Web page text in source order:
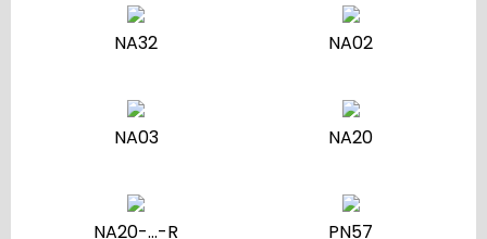
NA32 NA02
NA03 NA20
NA20-…-R PN57